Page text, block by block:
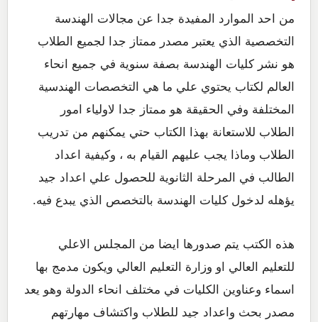
من احد الموارد المفيدة جدا عن مجالات الهندسة
التخصصية الذي يعتبر مصدر ممتاز جدا لجميع الطلاب
هو نشر كليات الهندسة بصفة سنوية في جميع انحاء
العالم لكتاب يحتوي علي ما هي التخصصات الهندسية
المختلفة وفي الحقيقة هو ممتاز جدا لاولياء امور
الطلاب للاستعانة بهذا الكتاب حتي يمكنهم من تدريب
الطلاب وماذا يجب عليهم القيام به ، وكيفية اعداد
الطالب في المرحلة الثانوية للحصول علي اعداد جيد
يؤهله لدخول كليات الهندسة بالتخصص الذي يبدع فيه.
هذه الكتب يتم صدورها ايضا من المجلس الاعلي
للتعليم العالي او وزارة التعليم العالي ويكون مدمج بها
اسماء وعناوين الكليات في مختلف انحاء الدولة وهو يعد
مصدر بحث واعداد جيد للطلاب واكتشاف مهارتهم